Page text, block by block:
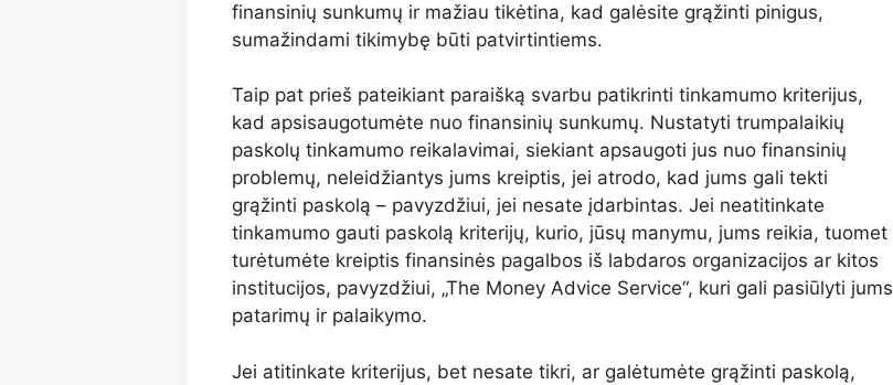
finansinių sunkumų ir mažiau tikėtina, kad galėsite grąžinti pinigus,
sumažindami tikimybę būti patvirtintiems.
Taip pat prieš pateikiant paraišką svarbu patikrinti tinkamumo kriterijus,
kad apsisaugotumėte nuo finansinių sunkumų. Nustatyti trumpalaikių
paskolų tinkamumo reikalavimai, siekiant apsaugoti jus nuo finansinių
problemų, neleidžiantys jums kreiptis, jei atrodo, kad jums gali tekti
grąžinti paskolą – pavyzdžiui, jei nesate įdarbintas. Jei neatitinkate
tinkamumo gauti paskolą kriterijų, kurio, jūsų manymu, jums reikia, tuomet
turėtumėte kreiptis finansinės pagalbos iš labdaros organizacijos ar kitos
institucijos, pavyzdžiui, „The Money Advice Service“, kuri gali pasiūlyti jums
patarimų ir palaikymo.
Jei atitinkate kriterijus, bet nesate tikri, ar galėtumėte grąžinti paskolą,